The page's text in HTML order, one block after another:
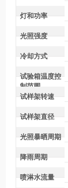
灯和功率
光照强度
冷却方式
试验箱温度控
制范围
试样架转速
试样架直径
光照暴晒周期
降雨周期
喷淋水流量